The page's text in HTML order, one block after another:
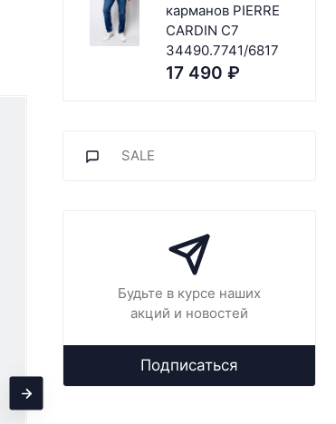
карманов PIERRE
CARDIN C7
34490.7741/6817
17 490 ₽
SALE
Будьте в курсе наших
акций и новостей
Подписаться